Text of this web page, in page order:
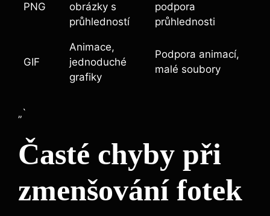
PNG
obrázky s
průhledností
podpora
průhlednosti
GIF
Animace,
jednoduché
grafiky
Podpora animací,
malé soubory
„`
Časté chyby při
zmenšování fotek